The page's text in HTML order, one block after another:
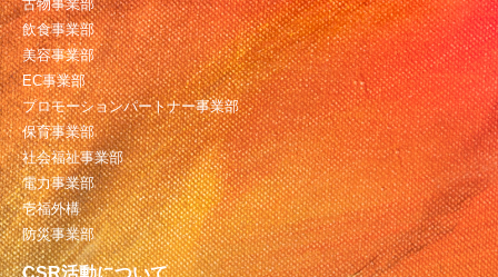
古物事業部
飲食事業部
美容事業部
EC事業部
プロモーションパートナー事業部
保育事業部
社会福祉事業部
電力事業部
壱福外構
防災事業部